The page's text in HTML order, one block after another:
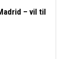
– vil til